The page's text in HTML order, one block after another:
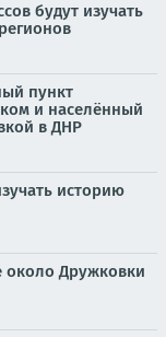
будут изучать
пункт
и населённый
в ДНР
историю
около Дружковки